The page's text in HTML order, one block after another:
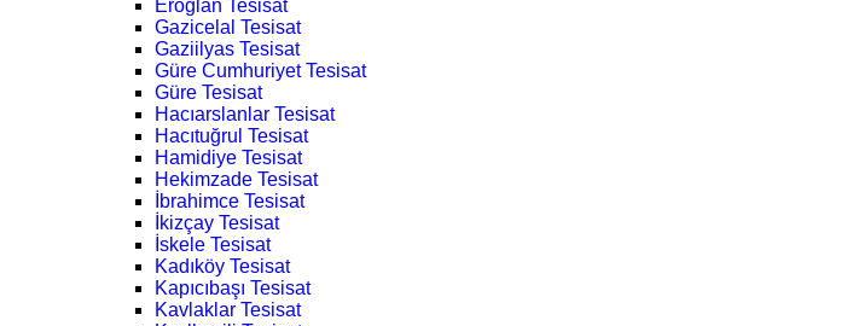
Eroğlan Tesisat
Gazicelal Tesisat
Gaziilyas Tesisat
Güre Cumhuriyet Tesisat
Güre Tesisat
Hacıarslanlar Tesisat
Hacıtuğrul Tesisat
Hamidiye Tesisat
Hekimzade Tesisat
İbrahimce Tesisat
İkizçay Tesisat
İskele Tesisat
Kadıköy Tesisat
Kapıcıbaşı Tesisat
Kavlaklar Tesisat